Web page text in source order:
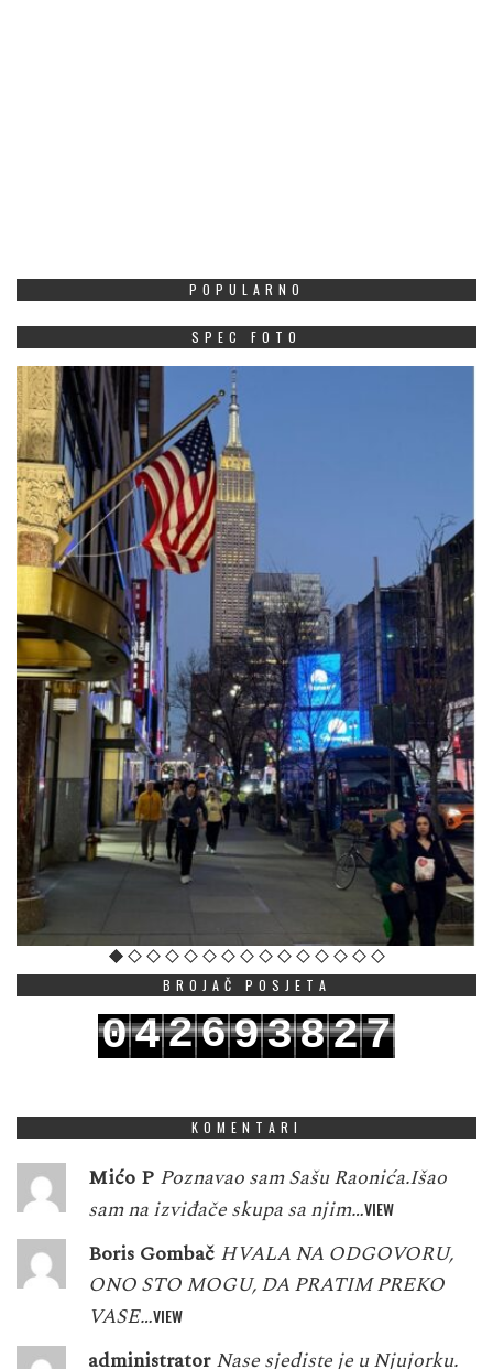
POPULARNO
SPEC FOTO
BROJAČ POSJETA
042693827
KOMENTARI
Mićo P Poznavao sam Sašu Raonića.Išao
sam na izviđače skupa sa njim…VIEW
Boris Gombač HVALA NA ODGOVORU,
ONO STO MOGU, DA PRATIM PREKO
VASE…VIEW
administrator Nase sjediste je u Njujorku.